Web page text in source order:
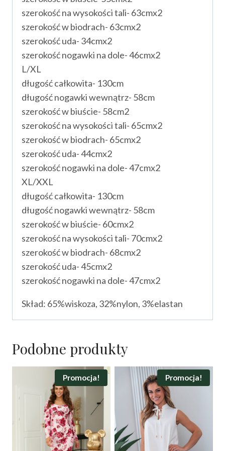
szerokość na wysokości tali- 63cmx2
szerokość w biodrach- 63cmx2
szerokość uda- 34cmx2
szerokość nogawki na dole- 46cmx2
L/XL
długość całkowita- 130cm
długość nogawki wewnątrz- 58cm
szerokość w biuście- 58cm2
szerokość na wysokości tali- 65cmx2
szerokość w biodrach- 65cmx2
szerokość uda- 44cmx2
szerokość nogawki na dole- 47cmx2
XL/XXL
długość całkowita- 130cm
długość nogawki wewnątrz- 58cm
szerokość w biuście- 60cmx2
szerokość na wysokości tali- 70cmx2
szerokość w biodrach- 68cmx2
szerokość uda- 45cmx2
szerokość nogawki na dole- 47cmx2
Skład: 65%wiskoza, 32%nylon, 3%elastan
Podobne produkty
Promocja! Promocja!